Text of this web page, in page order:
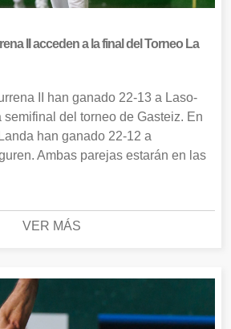
II acceden a la final del Torneo La
II han ganado 22-13 a Laso-
del torneo de Gasteiz. En
han ganado 22-12 a
Ambas parejas estarán en las
VER MÁS